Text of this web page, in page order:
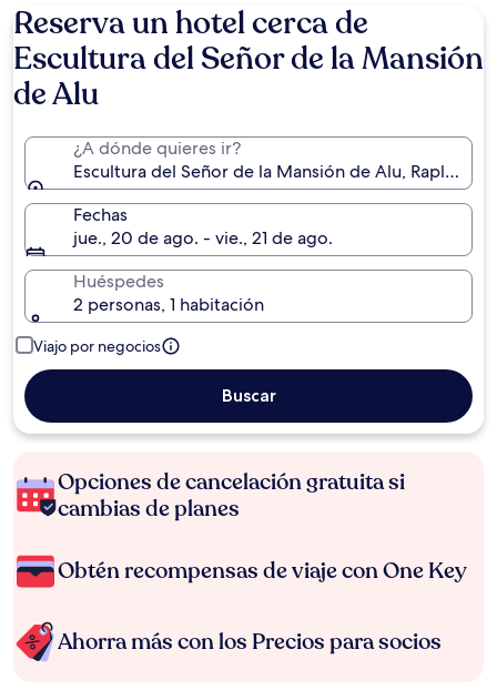
Reserva un hotel cerca de
Escultura del Señor de la Mansión
de Alu
¿A dónde quieres ir?
Escultura del Señor de la Mansión de Alu, Rapla,
Fechas
jue., 20 de ago. - vie., 21 de ago.
Huéspedes
2 personas, 1 habitación
Viajo por negocios
Buscar
Opciones de cancelación gratuita si
cambias de planes
Obtén recompensas de viaje con One Key
Ahorra más con los Precios para socios